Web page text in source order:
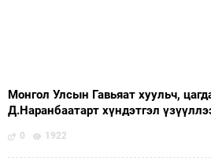
Монгол Улсын Гавьяат хуульч,
Д.Наранбаатарт хүндэтгэл
0 1922